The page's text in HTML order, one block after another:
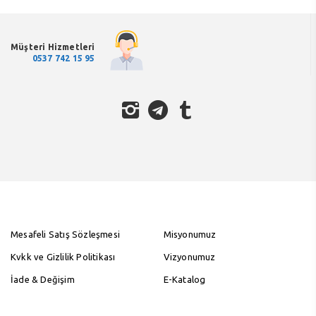
Müşteri Hizmetleri
0537 742 15 95
Mesafeli Satış Sözleşmesi
Kvkk ve Gizlilik Politikası
İade & Değişim
Misyonumuz
Vizyonumuz
E-Katalog